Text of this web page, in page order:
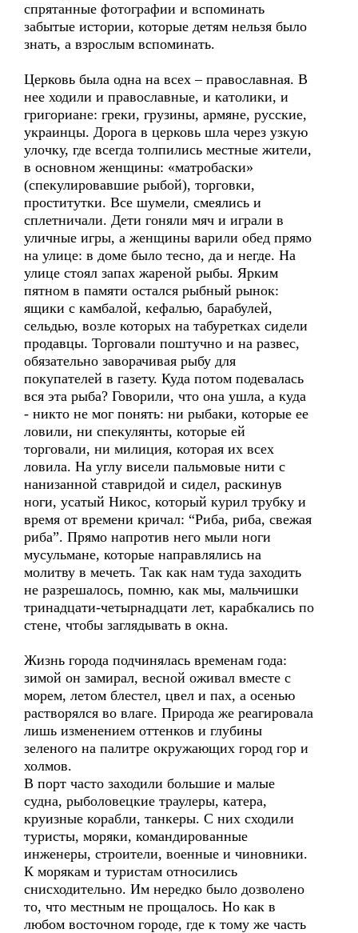
спрятанные фотографии и вспоминать
забытые истории, которые детям нельзя было
знать, а взрослым вспоминать.
Церковь была одна на всех – православная. В
нее ходили и православные, и католики, и
григориане: греки, грузины, армяне, русские,
украинцы. Дорога в церковь шла через узкую
улочку, где всегда толпились местные жители,
в основном женщины: «матробаски»
(спекулировавшие рыбой), торговки,
проститутки. Все шумели, смеялись и
сплетничали. Дети гоняли мяч и играли в
уличные игры, а женщины варили обед прямо
на улице: в доме было тесно, да и негде. На
улице стоял запах жареной рыбы. Ярким
пятном в памяти остался рыбный рынок:
ящики с камбалой, кефалью, барабулей,
сельдью, возле которых на табуретках сидели
продавцы. Торговали поштучно и на развес,
обязательно заворачивая рыбу для
покупателей в газету. Куда потом подевалась
вся эта рыба? Говорили, что она ушла, а куда
- никто не мог понять: ни рыбаки, которые ее
ловили, ни спекулянты, которые ей
торговали, ни милиция, которая их всех
ловила. На углу висели пальмовые нити с
нанизанной ставридой и сидел, раскинув
ноги, усатый Никос, который курил трубку и
время от времени кричал: “Риба, риба, свежая
риба”. Прямо напротив него мыли ноги
мусульмане, которые направлялись на
молитву в мечеть. Так как нам туда заходить
не разрешалось, помню, как мы, мальчишки
тринадцати-четырнадцати лет, карабкались по
стене, чтобы заглядывать в окна.
Жизнь города подчинялась временам года:
зимой он замирал, весной оживал вместе с
морем, летом блестел, цвел и пах, а осенью
растворялся во влаге. Природа же реагировала
лишь изменением оттенков и глубины
зеленого на палитре окружающих город гор и
холмов.
В порт часто заходили большие и малые
судна, рыболовецкие траулеры, катера,
круизные корабли, танкеры. С них сходили
туристы, моряки, командированные
инженеры, строители, военные и чиновники.
К морякам и туристам относились
снисходительно. Им нередко было дозволено
то, что местным не прощалось. Но как в
любом восточном городе, где к тому же часть